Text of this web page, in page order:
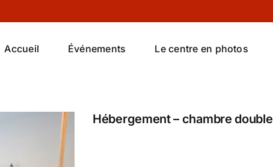
Accueil Événements Le centre en photos
Hébergement – chambre double